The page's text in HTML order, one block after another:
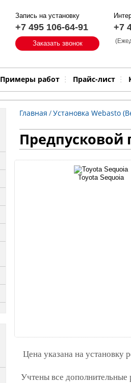
Запись на установку
+7 495 106-64-91
Заказать звонок
+7
Примеры работ Прайс-лист
Бренд
Главная /Установка Webasto
Предпусковой
Toyota Sequoia
Цена указана на установку
Учтены все дополнительные